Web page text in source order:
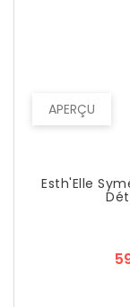
APERÇU
Esth'Elle